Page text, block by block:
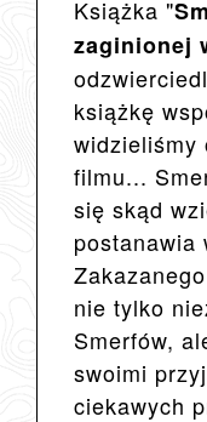
Książka "
książkę
widzieliśmy
filmu...
się skąd
postanawia
nie tylko
Smerfów,
swoimi
ciekawych